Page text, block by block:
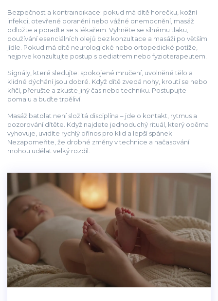
Bezpečnost a kontraindikace: pokud má dítě horečku, kožní
infekci, otevřené poranění nebo vážné onemocnění, masáž
odložte a poraďte se s lékařem. Vyhněte se silnému tlaku,
používání esenciálních olejů bez konzultace a masáži po větším
jídle. Pokud má dítě neurologické nebo ortopedické potíže,
nejprve konzultujte postup s pediatrem nebo fyzioterapeutem.
Signály, které sledujte: spokojené mručení, uvolněné tělo a
klidné dýchání jsou dobré. Když dítě zvedá nohy, kroutí se nebo
křičí, přerušte a zkuste jiný čas nebo techniku. Postupujte
pomalu a buďte trpěliví.
Masáž batolat není složitá disciplína – jde o kontakt, rytmus a
pozorování dítěte. Když najdete jednoduchý rituál, který oběma
vyhovuje, uvidíte rychlý přínos pro klid a lepší spánek.
Nezapomeňte, že drobné změny v technice a načasování
mohou udělat velký rozdíl.